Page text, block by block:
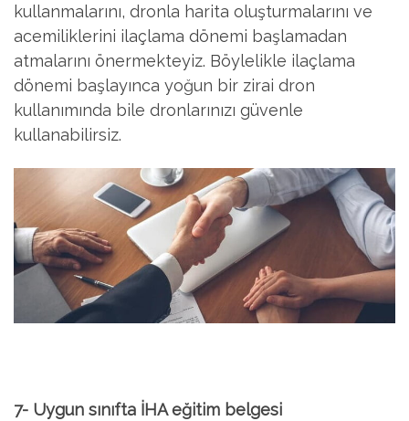
kullanmalarını, dronla harita oluşturmalarını ve
acemiliklerini ilaçlama dönemi başlamadan
atmalarını önermekteyiz. Böylelikle ilaçlama
dönemi başlayınca yoğun bir zirai dron
kullanımında bile dronlarınızı güvenle
kullanabilirsiz.
7- Uygun sınıfta İHA eğitim belgesi